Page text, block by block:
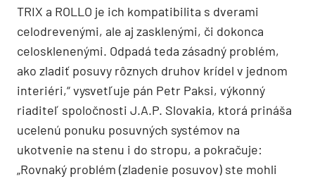
TRIX a ROLLO je ich kompatibilita s dverami
celodrevenými, ale aj zasklenými, či dokonca
celosklenenými. Odpadá teda zásadný problém,
ako zladiť posuvy rôznych druhov krídel v jednom
interiéri,“ vysvetľuje pán Petr Paksi, výkonný
riaditeľ spoločnosti J.A.P. Slovakia, ktorá prináša
ucelenú ponuku posuvných systémov na
ukotvenie na stenu i do stropu, a pokračuje:
„Rovnaký problém (zladenie posuvov) ste mohli